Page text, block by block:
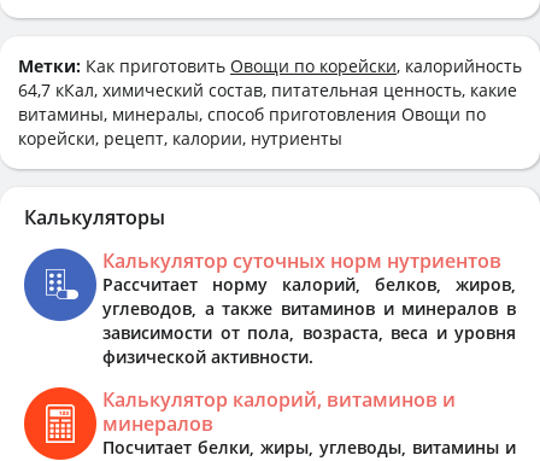
Метки: Как приготовить Овощи по корейски, калорийность
64,7 кКал, химический состав, питательная ценность, какие
витамины, минералы, способ приготовления Овощи по
корейски, рецепт, калории, нутриенты
Калькуляторы
Калькулятор суточных норм нутриентов
Рассчитает норму калорий, белков, жиров,
углеводов, а также витаминов и минералов в
зависимости от пола, возраста, веса и уровня
физической активности.
Калькулятор калорий, витаминов и
минералов
Посчитает белки, жиры, углеводы, витамины и